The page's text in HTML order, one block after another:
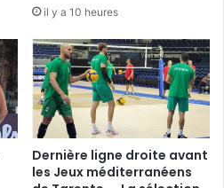
il y a 10 heures
Dernière ligne droite avant
les Jeux méditerranéens